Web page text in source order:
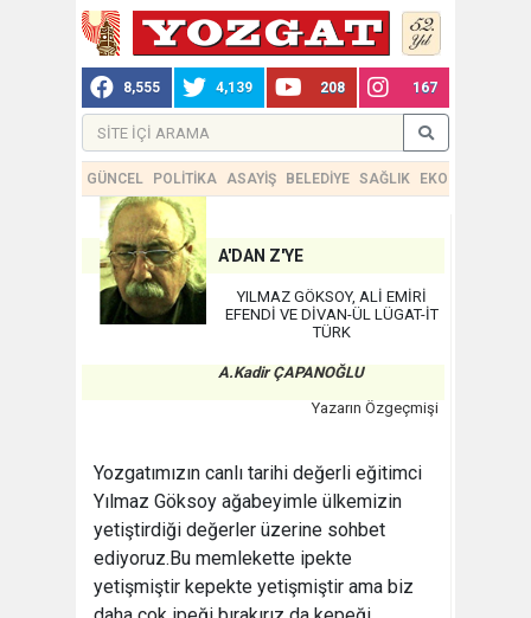
8,555 4,139 208 167
GÜNCEL POLİTİKA ASAYİŞ BELEDİYE SAĞLIK EKONOMİ
A'DAN Z'YE
YILMAZ GÖKSOY, ALİ EMİRİ
EFENDİ VE DİVAN-ÜL LÜGAT-İT
TÜRK
A.Kadir ÇAPANOĞLU
Yazarın Özgeçmişi
Yozgatımızın canlı tarihi değerli eğitimci
Yılmaz Göksoy ağabeyimle ülkemizin
yetiştirdiği değerler üzerine sohbet
ediyoruz.Bu memlekette ipekte
yetişmiştir kepekte yetişmiştir ama biz